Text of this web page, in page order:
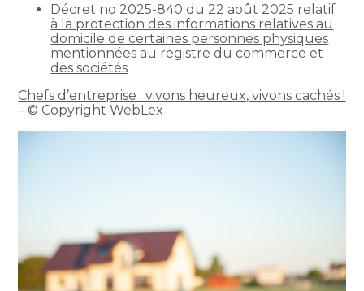
Décret no 2025-840 du 22 août 2025 relatif
à la protection des informations relatives au
domicile de certaines personnes physiques
mentionnées au registre du commerce et
des sociétés
Chefs d’entreprise : vivons heureux, vivons cachés !
– © Copyright WebLex